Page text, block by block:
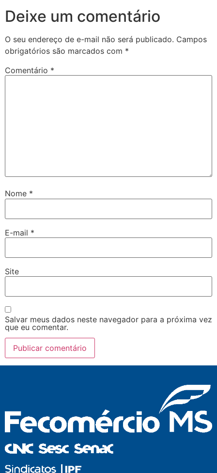
Deixe um comentário
O seu endereço de e-mail não será publicado. Campos
obrigatórios são marcados com *
Comentário *
Nome *
E-mail *
Site
Salvar meus dados neste navegador para a próxima vez
que eu comentar.